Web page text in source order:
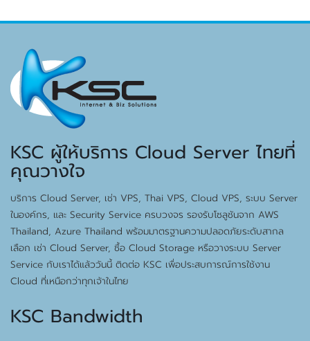
KSC ผู้ให้บริการ Cloud Server ไทยที่
คุณวางใจ
บริการ Cloud Server, เช่า VPS, Thai VPS, Cloud VPS, ระบบ Server
ในองค์กร, และ Security Service ครบวงจร รองรับโซลูชันจาก AWS
Thailand, Azure Thailand พร้อมมาตรฐานความปลอดภัยระดับสากล
เลือก เช่า Cloud Server, ซื้อ Cloud Storage หรือวางระบบ Server
Service กับเราได้แล้ววันนี้ ติดต่อ KSC เพื่อประสบการณ์การใช้งาน
Cloud ที่เหนือกว่าทุกเจ้าในไทย
KSC Bandwidth